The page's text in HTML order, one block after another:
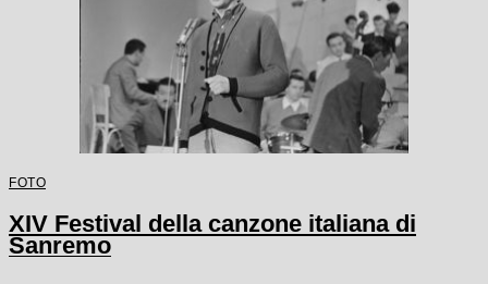
FOTO
XIV Festival della canzone italiana di
Sanremo